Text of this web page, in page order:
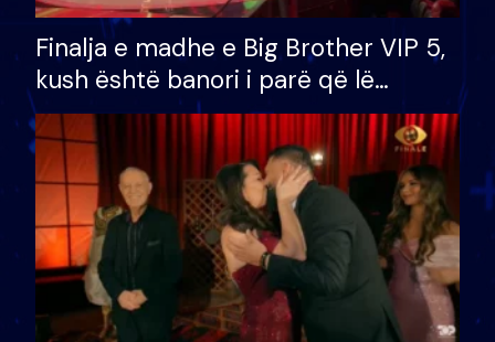
Finalja e madhe e Big Brother VIP 5,
kush është banori i parë që lë
shtëpinë dhe humb mundësinë për
të fituar çmimin e madh